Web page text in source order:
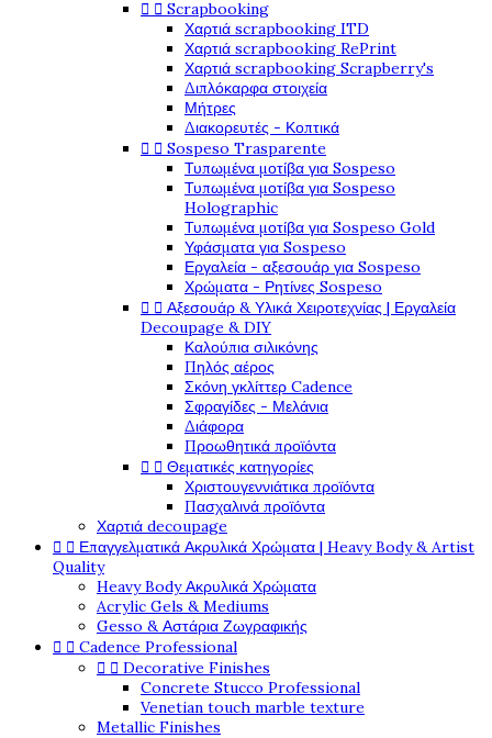
  Scrapbooking
Χαρτιά scrapbooking ITD
Χαρτιά scrapbooking RePrint
Χαρτιά scrapbooking Scrapberry's
Διπλόκαρφα στοιχεία
Μήτρες
Διακορευτές - Κοπτικά
  Sospeso Trasparente
Τυπωμένα μοτίβα για Sospeso
Τυπωμένα μοτίβα για Sospeso
Holographic
Τυπωμένα μοτίβα για Sospeso Gold
Υφάσματα για Sospeso
Εργαλεία - αξεσουάρ για Sospeso
Χρώματα - Ρητίνες Sospeso
  Αξεσουάρ & Υλικά Χειροτεχνίας | Εργαλεία
Decoupage & DIY
Καλούπια σιλικόνης
Πηλός αέρος
Σκόνη γκλίττερ Cadence
Σφραγίδες - Μελάνια
Διάφορα
Προωθητικά προϊόντα
  Θεματικές κατηγορίες
Χριστουγεννιάτικα προϊόντα
Πασχαλινά προϊόντα
Χαρτιά decoupage
  Επαγγελματικά Ακρυλικά Χρώματα | Heavy Body & Artist
Quality
Heavy Body Ακρυλικά Χρώματα
Acrylic Gels & Mediums
Gesso & Αστάρια Ζωγραφικής
  Cadence Professional
  Decorative Finishes
Concrete Stucco Professional
Venetian touch marble texture
Metallic Finishes